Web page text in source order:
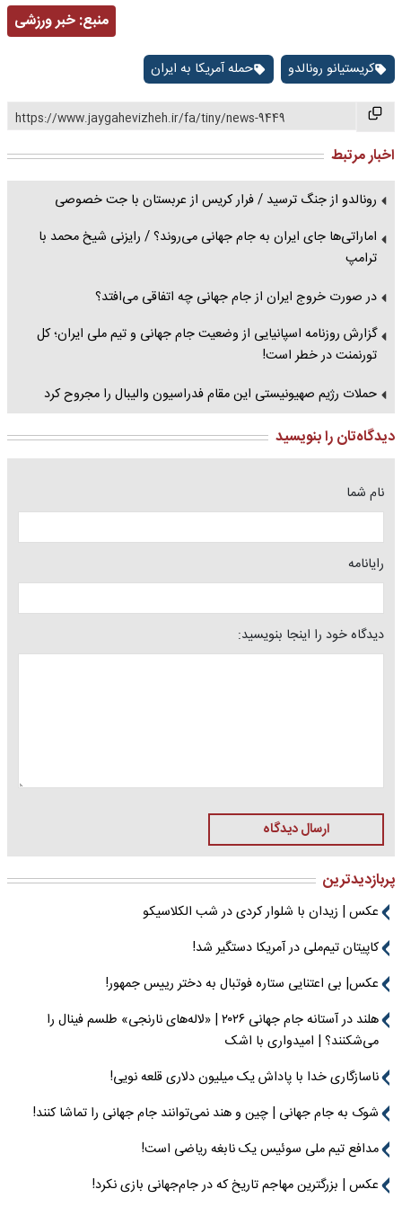
منبع:خبر ورزشی
کریستیانو رونالدو حمله آمریکا به ایران
https://www.jaygahevizheh.ir/fa/tiny/news-9449
اخبار مرتبط
رونالدو از جنگ ترسید / فرار کریس از عربستان با جت خصوصی
اماراتی‌ها جای ایران به جام جهانی می‌روند؟ / رایزنی شیخ‌ محمد با
ترامپ
در صورت خروج ایران از جام جهانی چه اتفاقی می‌افتد؟
گزارش روزنامه اسپانیایی از وضعیت جام جهانی و تیم ملی ایران؛ کل
تورنمنت در خطر است!
حملات رژیم صهیونیستی این مقام فدراسیون والیبال را مجروح کرد
دیدگاه‌تان را بنویسید
نام شما
رایانامه
دیدگاه خود را اینجا بنویسید:
ارسال دیدگاه
پربازدیدترین
عکس | زیدان با شلوار کردی در شب الکلاسیکو
کاپیتان تیم‌ملی در آمریکا دستگیر شد!
عکس| بی اعتنایی ستاره فوتبال به دختر رییس جمهور!
هلند در آستانه جام جهانی ۲۰۲۶ | «لاله‌های نارنجی» طلسم فینال را
می‌شکنند؟ | امیدواری با اشک
ناسازگاری خدا با پاداش یک میلیون دلاری قلعه نویی!
شوک به جام جهانی | چین و هند نمی‌توانند جام جهانی را تماشا کنند!
مدافع تیم ملی سوئیس یک نابغه ریاضی است!
عکس | بزرگترین مهاجم تاریخ که در جام‌جهانی بازی نکرد!